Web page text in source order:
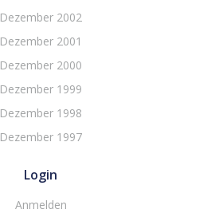
Dezember 2002
Dezember 2001
Dezember 2000
Dezember 1999
Dezember 1998
Dezember 1997
Login
Anmelden